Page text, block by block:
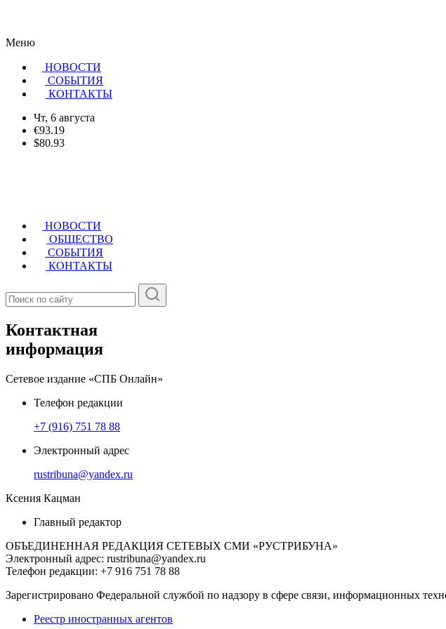
Меню
НОВОСТИ
CОБЫТИЯ
КОНТАКТЫ
Чт, 6 августа
€93.19
$80.93
НОВОСТИ
ОБЩЕСТВО
СОБЫТИЯ
КОНТАКТЫ
Контактная
информация
Сетевое издание «СПБ Онлайн»
Телефон редакции
+7 (916) 751 78 88
Электронный адрес
rustribuna@yandex.ru
Ксения Кацман
Главный редактор
ОБЪЕДИНЕННАЯ РЕДАКЦИЯ СЕТЕВЫХ СМИ «РУСТРИБУНА»
Электронный адрес: rustribuna@yandex.ru
Телефон редакции: +7 916 751 78 88
Зарегистрировано Федеральной службой по надзору в сфере связи, информационных
Реестр иностранных агентов